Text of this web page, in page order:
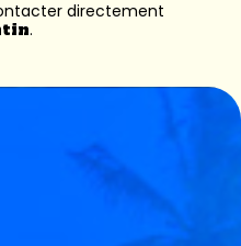
directement
.